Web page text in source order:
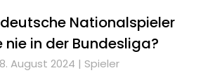
Nationalspieler
nie in der Bundesliga?
August 2024 | Spieler